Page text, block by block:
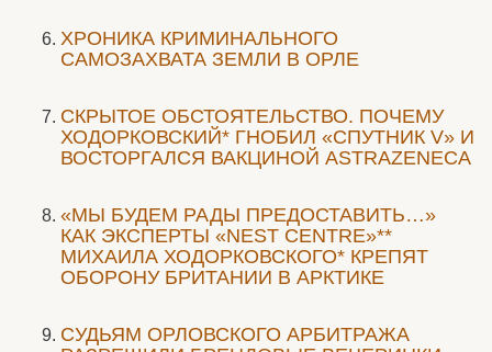
ХРОНИКА КРИМИНАЛЬНОГО
САМОЗАХВАТА ЗЕМЛИ В ОРЛЕ
СКРЫТОЕ ОБСТОЯТЕЛЬСТВО. ПОЧЕМУ
ХОДОРКОВСКИЙ* ГНОБИЛ «СПУТНИК V» И
ВОСТОРГАЛСЯ ВАКЦИНОЙ ASTRAZENECA
«МЫ БУДЕМ РАДЫ ПРЕДОСТАВИТЬ…»
КАК ЭКСПЕРТЫ «NEST CENTRE»**
МИХАИЛА ХОДОРКОВСКОГО* КРЕПЯТ
ОБОРОНУ БРИТАНИИ В АРКТИКЕ
CУДЬЯМ ОРЛОВСКОГО АРБИТРАЖА